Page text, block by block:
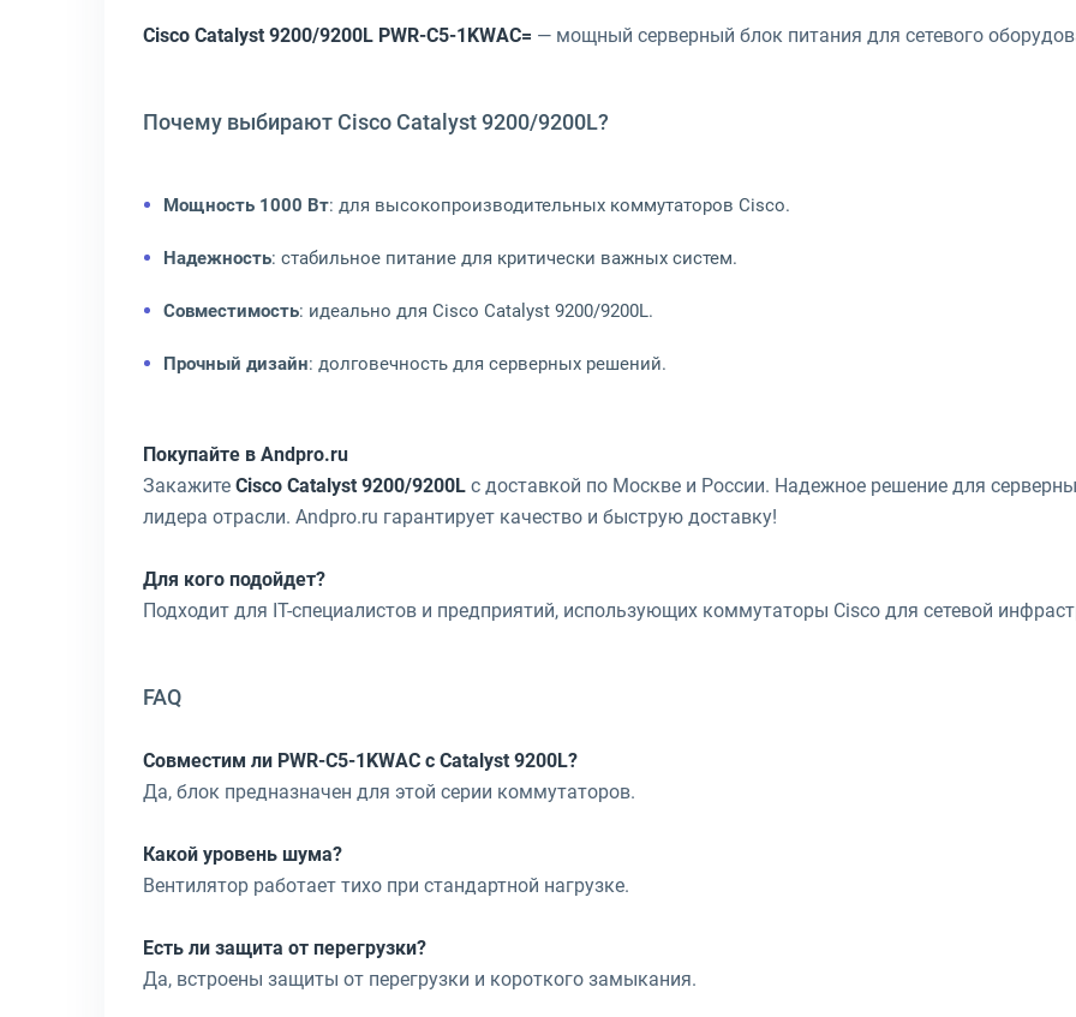
Cisco Catalyst 9200/9200L PWR-C5-1KWAC= — мощный серверный блок питания для сетевого
Почему выбирают Cisco Catalyst 9200/9200L?
Мощность 1000 Вт: для высокопроизводительных коммутаторов Cisco.
Надежность: стабильное питание для критически важных систем.
Совместимость: идеально для Cisco Catalyst 9200/9200L.
Прочный дизайн: долговечность для серверных решений.
Покупайте в Andpro.ru
Закажите Cisco Catalyst 9200/9200L с доставкой по Москве и России. Надежное решение для
лидера отрасли. Andpro.ru гарантирует качество и быструю доставку!
Для кого подойдет?
Подходит для IT-специалистов и предприятий, использующих коммутаторы Cisco для сетевой
FAQ
Совместим ли PWR-C5-1KWAC с Catalyst 9200L?
Да, блок предназначен для этой серии коммутаторов.
Какой уровень шума?
Вентилятор работает тихо при стандартной нагрузке.
Есть ли защита от перегрузки?
Да, встроены защиты от перегрузки и короткого замыкания.